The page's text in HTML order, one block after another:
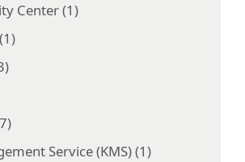
Center (1)
Service (KMS) (1)